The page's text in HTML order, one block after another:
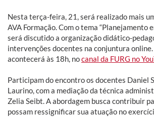
Nesta terça-feira, 21, será realizado mais
AVA Formação. Com o tema “Planejamento
será discutido a organização didático-
intervenções docentes na conjuntura
acontecerá às 18h, nocanal da FURG no
Participam do encontro os docentes Daniel
Laurino, com a mediação da técnica
Zelia Seibt. A abordagem busca contribuir
possam ressignificar sua atuação no